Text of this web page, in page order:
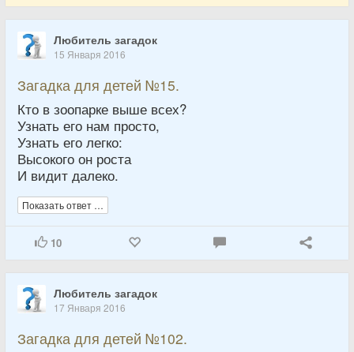
Любитель загадок
15 Января 2016
Загадка для детей №15.
Кто в зоопарке выше всех?
Узнать его нам просто,
Узнать его легко:
Высокого он роста
И видит далеко.
Показать ответ …
10
Любитель загадок
17 Января 2016
Загадка для детей №102.